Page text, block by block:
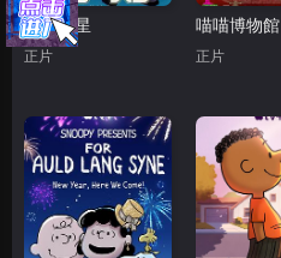
黄色之星
正片
喵喵博物館
正片